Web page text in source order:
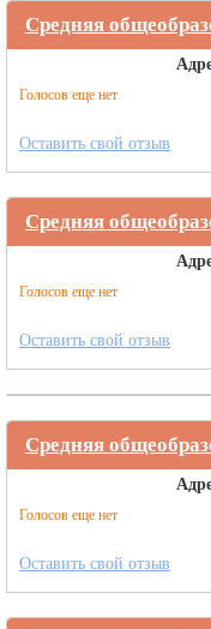
Средняя
Голосов еще нет
Оставить свой отзыв
Средняя
Голосов еще нет
Оставить свой отзыв
Средняя
Голосов еще нет
Оставить свой отзыв